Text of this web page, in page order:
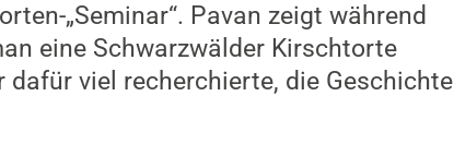
„Seminar“. Pavan zeigt während
eine Schwarzwälder Kirschtorte
viel recherchierte, die Geschichte